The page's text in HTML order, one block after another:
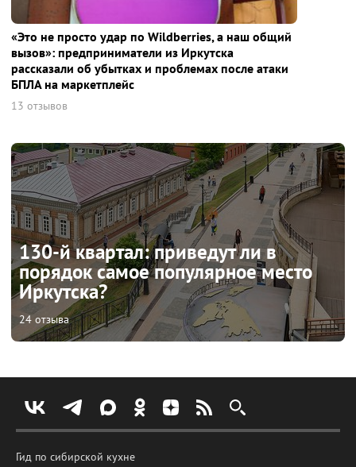
«Это не просто удар по Wildberries, а наш общий
вызов»: предприниматели из Иркутска
рассказали об убытках и проблемах после атаки
БПЛА на маркетплейс
13 отзывов
130-й квартал: приведут ли в
порядок самое популярное место
Иркутска?
24 отзыва
Гид по сибирской кухне